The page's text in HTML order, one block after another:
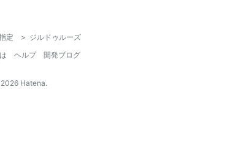
定 > ジルドゥルーズ
ヘルプ
開発ブログ
2026 Hatena.